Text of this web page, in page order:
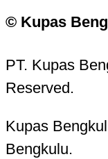
© Kupas
PT. Kupas
Reserved.
Kupas
Bengkulu.